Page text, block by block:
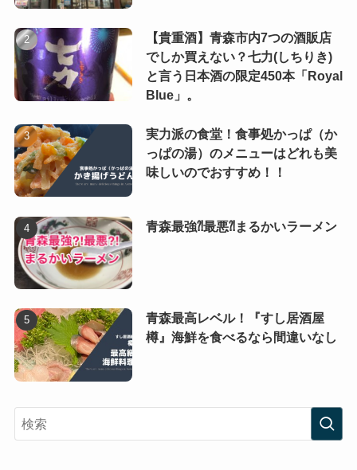
【貴重酒】青森市内7つの酒販店
でしか買えない？七力(しちりき)
と言う日本酒の限定450本「Royal
Blue」。
実力派の食堂！食事処かっぱ（か
っぱの湯）のメニューはどれも美
味しいのでおすすめ！！
青森最強⁈最悪⁈まるかいラーメン
青森最高レベル！『すし居酒屋
樽』海鮮を食べるなら間違いなし